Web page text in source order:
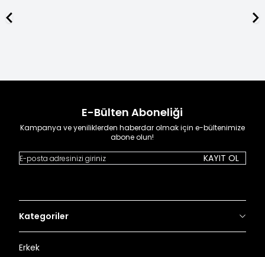
E-Bülten Aboneliği
Kampanya ve yeniliklerden haberdar olmak için e-bültenimize
abone olun!
KAYIT OL
Kategoriler
Erkek